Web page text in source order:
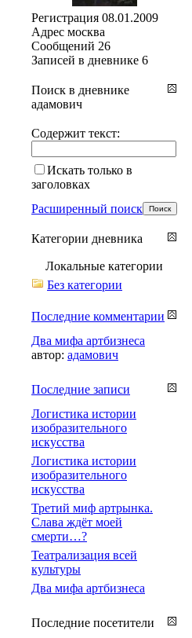
Регистрация 08.01.2009
Адрес москва
Сообщений 26
Записей в дневнике 6
Поиск в дневнике
адамович
Содержит текст:
Искать только в
заголовках
Расширенный поиск
Категории дневника
Локальные категории
Без категории
Последние комментарии
Два мифа артбизнеса
автор: адамович
Последние записи
Логистика истории
изобразительного
искусства
Логистика истории
изобразительного
искусства
Третий миф артрынка.
Слава ждёт моей
смерти…?
Театрализация всей
культуры
Два мифа артбизнеса
Последние посетители